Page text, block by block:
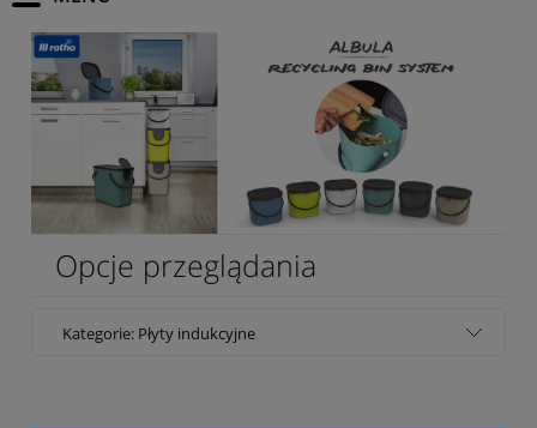
Opcje przeglądania
Kategorie: Płyty indukcyjne